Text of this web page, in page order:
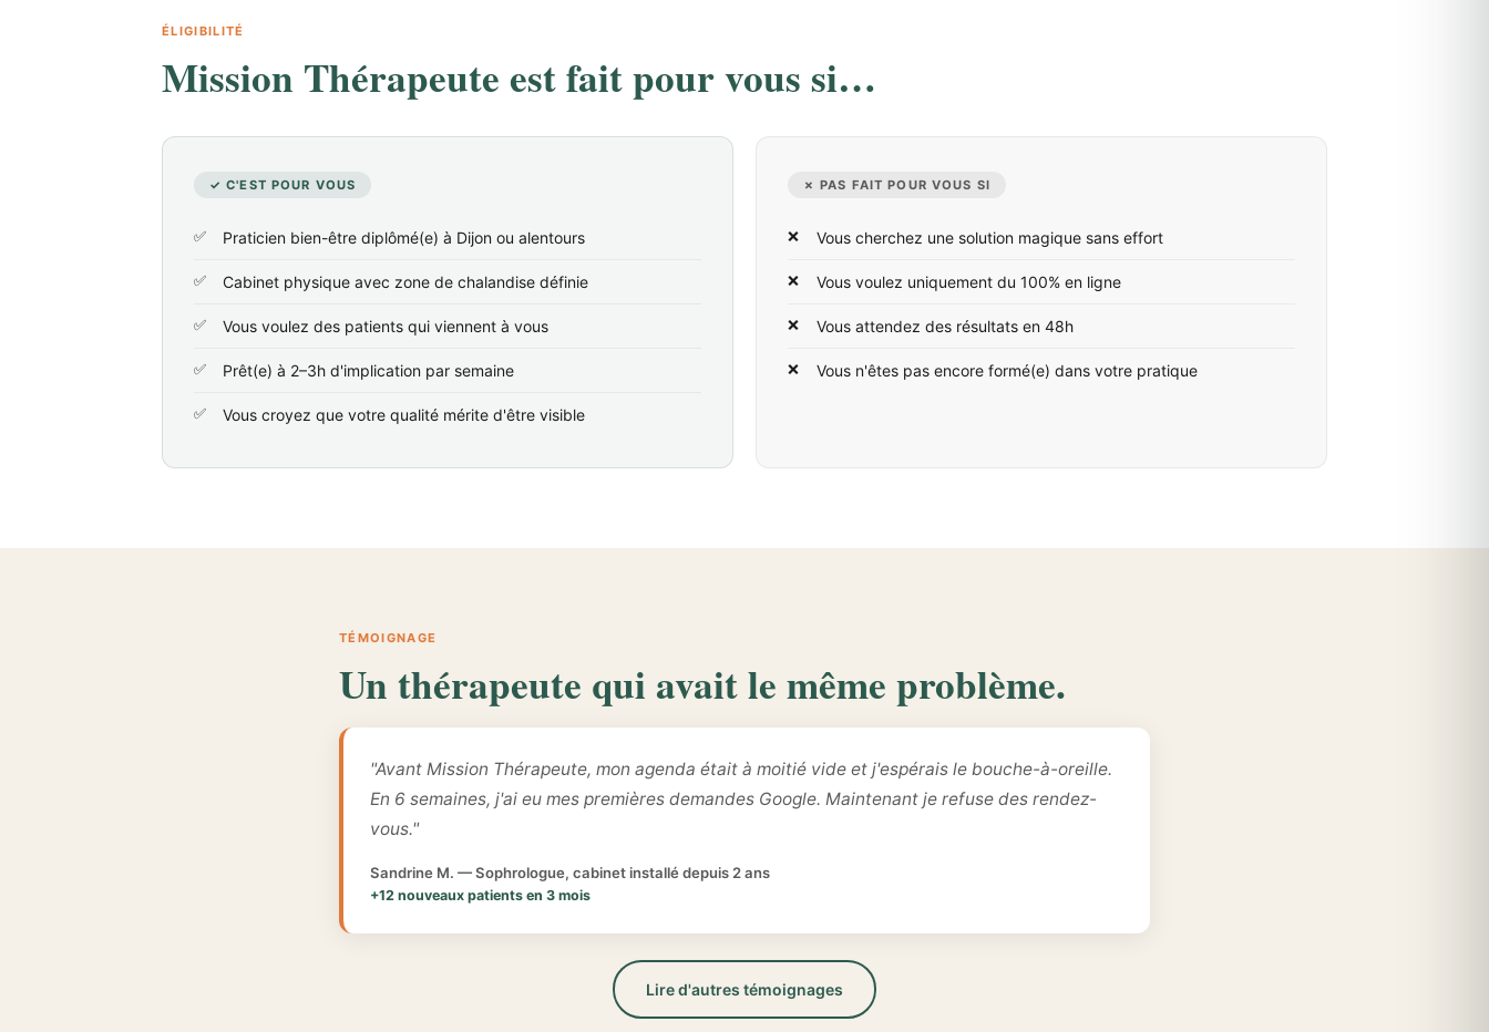
ÉLIGIBILITÉ
Mission Thérapeute est fait pour vous si…
✓ C'EST POUR VOUS
Praticien bien-être diplômé(e) à Dijon ou alentours
Cabinet physique avec zone de chalandise définie
Vous voulez des patients qui viennent à vous
Prêt(e) à 2–3h d'implication par semaine
Vous croyez que votre qualité mérite d'être visible
✗ PAS FAIT POUR VOUS SI
Vous cherchez une solution magique sans effort
Vous voulez uniquement du 100% en ligne
Vous attendez des résultats en 48h
Vous n'êtes pas encore formé(e) dans votre pratique
TÉMOIGNAGE
Un thérapeute qui avait le même problème.
"Avant Mission Thérapeute, mon agenda était à moitié vide et j'espérais le bouche-à-oreille.
En 6 semaines, j'ai eu mes premières demandes Google. Maintenant je refuse des rendez-
vous."
Sandrine M. — Sophrologue, cabinet installé depuis 2 ans
+12 nouveaux patients en 3 mois
Lire d'autres témoignages